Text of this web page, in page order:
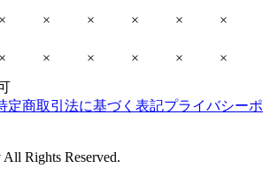
× × × × ×
×
× × × × ×
×
定商取引法に基づく表記プライバシーポ
Rights Reserved.